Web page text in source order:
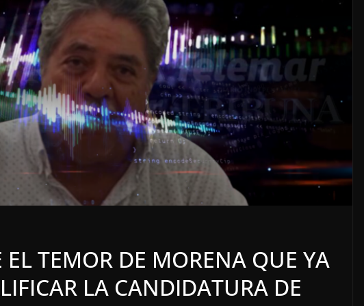
EL TEMOR DE MORENA QUE YA
LA CANDIDATURA DE
OPINIÓN
7 agosto, 2026